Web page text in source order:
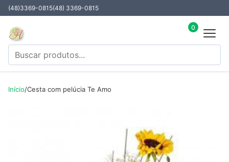
(48)3369-0815(48) 3369-0815
0
Início/Cesta com pelúcia Te Amo